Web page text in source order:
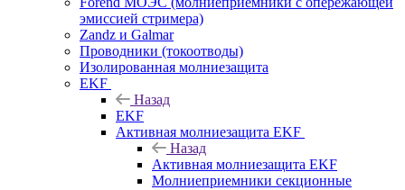
эмиссией стримера)
Zandz и Galmar
Проводники (токоотводы)
Изолированная молниезащита
EKF
Назад
EKF
Активная молниезащита EKF
Назад
Активная молниезащита EKF
Молниеприемники секционные